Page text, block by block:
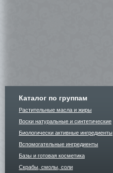
Каталог по группам
Растительные масла и жиры
Воски натуральные и синтетические
Биологически активные ингредиенты
Вспомогательные ингредиенты
Базы и готовая косметика
Скрабы, смолы, соли